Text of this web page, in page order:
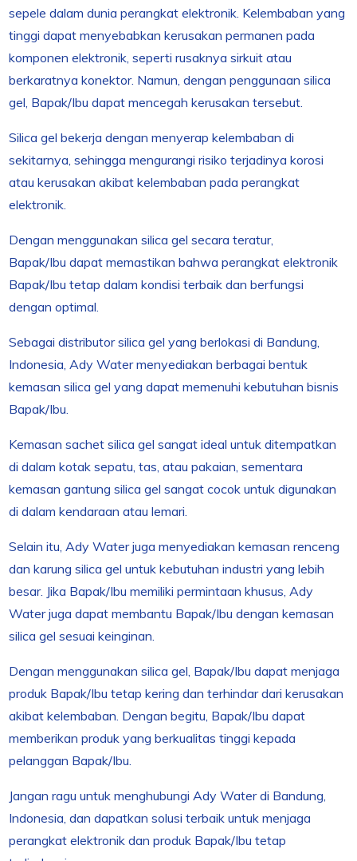
sepele dalam dunia perangkat elektronik. Kelembaban yang
tinggi dapat menyebabkan kerusakan permanen pada
komponen elektronik, seperti rusaknya sirkuit atau
berkaratnya konektor. Namun, dengan penggunaan silica
gel, Bapak/Ibu dapat mencegah kerusakan tersebut.
Silica gel bekerja dengan menyerap kelembaban di
sekitarnya, sehingga mengurangi risiko terjadinya korosi
atau kerusakan akibat kelembaban pada perangkat
elektronik.
Dengan menggunakan silica gel secara teratur,
Bapak/Ibu dapat memastikan bahwa perangkat elektronik
Bapak/Ibu tetap dalam kondisi terbaik dan berfungsi
dengan optimal.
Sebagai distributor silica gel yang berlokasi di Bandung,
Indonesia, Ady Water menyediakan berbagai bentuk
kemasan silica gel yang dapat memenuhi kebutuhan bisnis
Bapak/Ibu.
Kemasan sachet silica gel sangat ideal untuk ditempatkan
di dalam kotak sepatu, tas, atau pakaian, sementara
kemasan gantung silica gel sangat cocok untuk digunakan
di dalam kendaraan atau lemari.
Selain itu, Ady Water juga menyediakan kemasan renceng
dan karung silica gel untuk kebutuhan industri yang lebih
besar. Jika Bapak/Ibu memiliki permintaan khusus, Ady
Water juga dapat membantu Bapak/Ibu dengan kemasan
silica gel sesuai keinginan.
Dengan menggunakan silica gel, Bapak/Ibu dapat menjaga
produk Bapak/Ibu tetap kering dan terhindar dari kerusakan
akibat kelembaban. Dengan begitu, Bapak/Ibu dapat
memberikan produk yang berkualitas tinggi kepada
pelanggan Bapak/Ibu.
Jangan ragu untuk menghubungi Ady Water di Bandung,
Indonesia, dan dapatkan solusi terbaik untuk menjaga
perangkat elektronik dan produk Bapak/Ibu tetap